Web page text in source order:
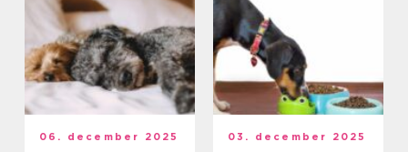
06. december 2025 03. december 2025